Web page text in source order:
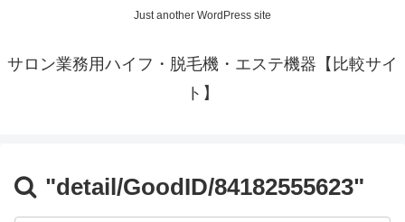
Just another WordPress site
サロン業務用ハイフ・脱毛機・エステ機器【比較サイ
ト】
"detail/GoodID/84182555623"